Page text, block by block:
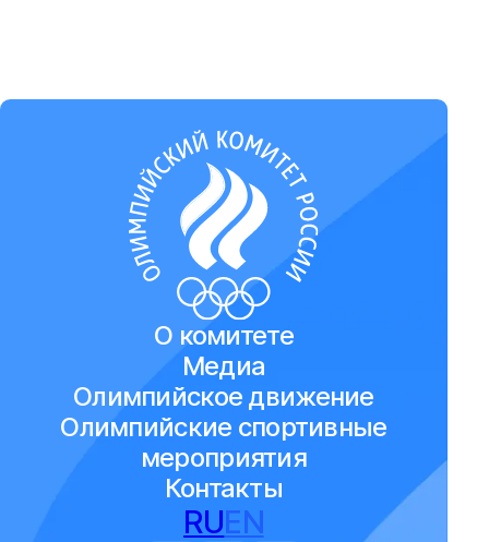
О комитете
Медиа
Олимпийское движение
Олимпийские спортивные
мероприятия
Контакты
RUEN